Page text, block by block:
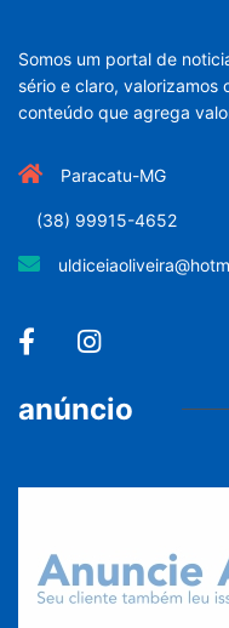
Somos um portal de
sério e claro, valorizamos
conteúdo que agrega
Paracatu-MG
(38) 99915-4652
anúncio